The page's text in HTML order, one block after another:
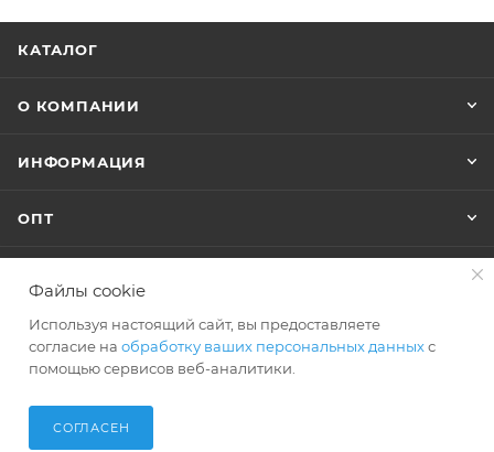
КАТАЛОГ
О КОМПАНИИ
ИНФОРМАЦИЯ
ОПТ
shop@polar-bags.ru
Файлы cookie
Используя настоящий сайт, вы предоставляете
согласие на обработку ваших персональных данныхс
помощью сервисов веб-аналитики.
СОГЛАСЕН